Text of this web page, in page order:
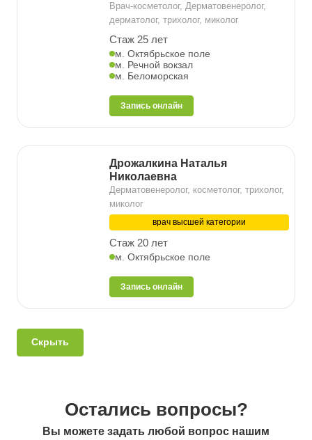
Врач-косметолог, Дерматовенеролог,
дерматолог, трихолог, миколог
Стаж 25 лет
м. Октябрьское поле
м. Речной вокзал
м. Беломорская
Запись онлайн
Дрожалкина Наталья
Николаевна
Дерматовенеролог, косметолог, трихолог,
миколог
врач высшей категории
Стаж 20 лет
м. Октябрьское поле
Запись онлайн
Скрыть
Остались вопросы?
Вы можете задать любой вопрос нашим